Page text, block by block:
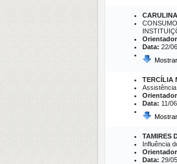
Data: 22/
TERCÍLIA
Data: 11/
TAMIRES
Influência
Data: 29/